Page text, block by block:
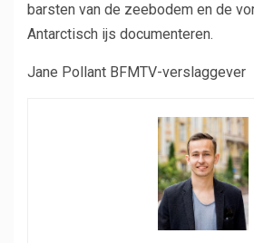
barsten van de zeebodem en de
Antarctisch ijs documenteren.
Jane Pollant BFMTV-verslaggever